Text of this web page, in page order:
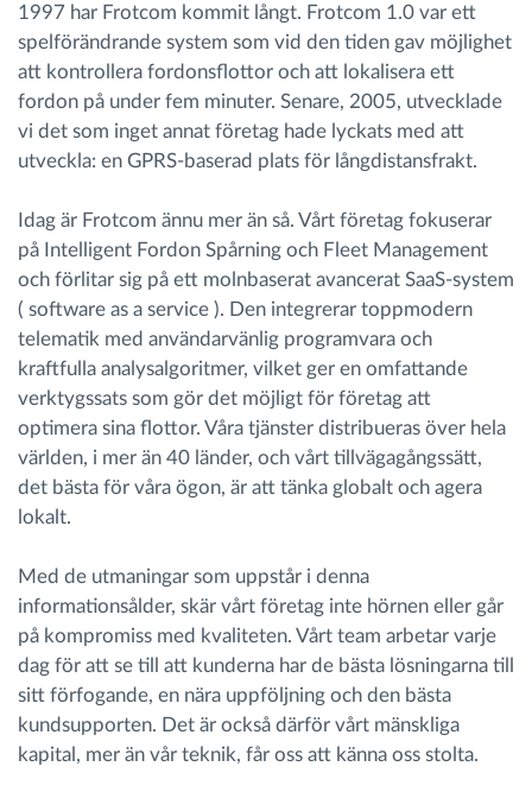
1997 har Frotcom kommit långt. Frotcom 1.0 var ett
spelförändrande system som vid den tiden gav möjlighet
att kontrollera fordonsflottor och att lokalisera ett
fordon på under fem minuter. Senare, 2005, utvecklade
vi det som inget annat företag hade lyckats med att
utveckla: en GPRS-baserad plats för långdistansfrakt.
Idag är Frotcom ännu mer än så. Vårt företag fokuserar
på Intelligent Fordon Spårning och Fleet Management
och förlitar sig på ett molnbaserat avancerat SaaS-system
( software as a service ). Den integrerar toppmodern
telematik med användarvänlig programvara och
kraftfulla analysalgoritmer, vilket ger en omfattande
verktygssats som gör det möjligt för företag att
optimera sina flottor. Våra tjänster distribueras över hela
världen, i mer än 40 länder, och vårt tillvägagångssätt,
det bästa för våra ögon, är att tänka globalt och agera
lokalt.
Med de utmaningar som uppstår i denna
informationsålder, skär vårt företag inte hörnen eller går
på kompromiss med kvaliteten. Vårt team arbetar varje
dag för att se till att kunderna har de bästa lösningarna till
sitt förfogande, en nära uppföljning och den bästa
kundsupporten. Det är också därför vårt mänskliga
kapital, mer än vår teknik, får oss att känna oss stolta.